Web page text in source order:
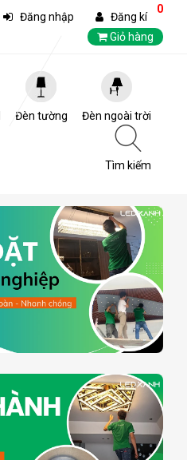
Đăng nhập
Đăng kí
Giỏ hàng
0
Đèn tường Đèn ngoài trời
Tìm kiếm